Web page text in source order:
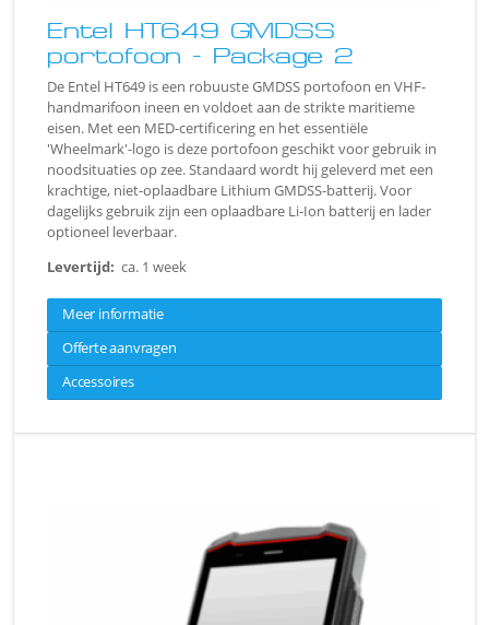
Entel HT649 GMDSS
portofoon - Package 2
De Entel HT649 is een robuuste GMDSS portofoon en VHF-
handmarifoon ineen en voldoet aan de strikte maritieme
eisen. Met een MED-certificering en het essentiële
'Wheelmark'-logo is deze portofoon geschikt voor gebruik in
noodsituaties op zee. Standaard wordt hij geleverd met een
krachtige, niet-oplaadbare Lithium GMDSS-batterij. Voor
dagelijks gebruik zijn een oplaadbare Li-Ion batterij en lader
optioneel leverbaar.
Levertijd: ca. 1 week
Meer informatie
Offerte aanvragen
Accessoires